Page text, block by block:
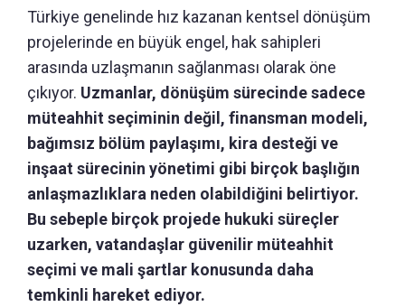
Türkiye genelinde hız kazanan kentsel dönüşüm
projelerinde en büyük engel, hak sahipleri
arasında uzlaşmanın sağlanması olarak öne
çıkıyor. Uzmanlar, dönüşüm sürecinde sadece
müteahhit seçiminin değil, finansman modeli,
bağımsız bölüm paylaşımı, kira desteği ve
inşaat sürecinin yönetimi gibi birçok başlığın
anlaşmazlıklara neden olabildiğini belirtiyor.
Bu sebeple birçok projede hukuki süreçler
uzarken, vatandaşlar güvenilir müteahhit
seçimi ve mali şartlar konusunda daha
temkinli hareket ediyor.